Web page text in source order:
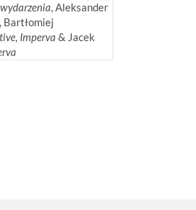
, Aleksander
, Bartłomiej
Imperva & Jacek